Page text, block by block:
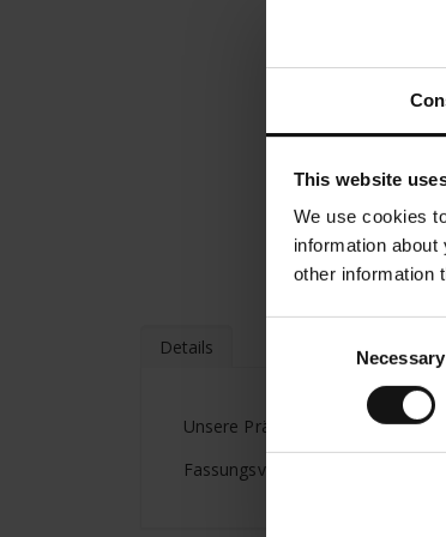
This website
We use cookies
information
other information
Necessary
Details
Unsere Präsident Espresso
Fassungsvermögen 125ml